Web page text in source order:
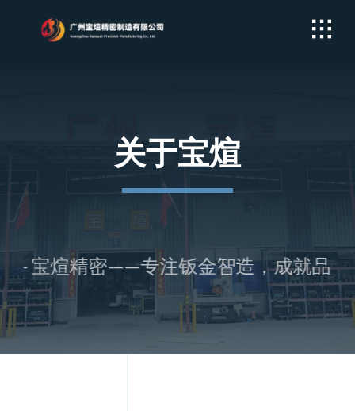
关于宝煊
宝煊精密——专注钣金智造，成就品质